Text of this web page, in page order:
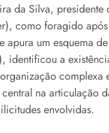
da Silva,
como foragido
apura um esquema
identificou a
complexa
na articulação
envolvidas.